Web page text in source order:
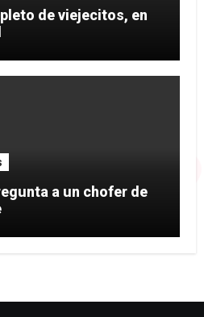
de viejecitos, en
a un chofer de